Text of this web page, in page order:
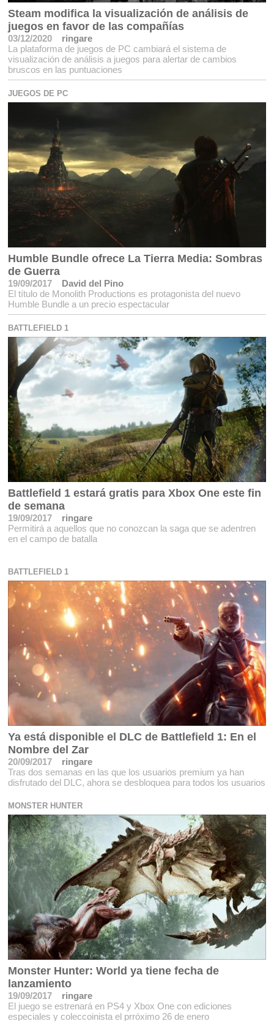
Steam modifica la visualización de análisis de
juegos en favor de las compañías
03/12/2020
ringare
La plataforma de juegos de PC cambiará el sistema de
visualización de análisis a juegos para alertar de cambios
bruscos en las puntuaciones
JUEGOS DE PC
Humble Bundle ofrece La Tierra Media: Sombras
de Guerra
19/09/2017
David del Pino
El título de Monolith Productions es protagonista del nuevo
Humble Bundle a un precio espectacular
BATTLEFIELD 1
Battlefield 1 estará gratis para Xbox One este fin
de semana
19/09/2017
ringare
Permitirá a aquellos que no conozcan la saga que se adentren
en el campo de batalla
BATTLEFIELD 1
Ya está disponible el DLC de Battlefield 1: En el
Nombre del Zar
20/09/2017
ringare
Tras dos semanas en las que los usuarios premium ya han
disfrutado del DLC, ahora se desbloquea para todos los usuarios
MONSTER HUNTER
Monster Hunter: World ya tiene fecha de
lanzamiento
19/09/2017
ringare
El juego se estrenará en PS4 y Xbox One con ediciones
especiales y coleccoinista el prróximo 26 de enero